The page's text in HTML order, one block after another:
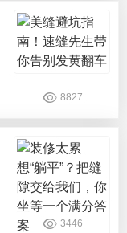
8827
3446